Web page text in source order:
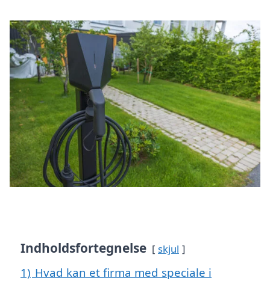
Indholdsfortegnelse skjul
1) Hvad kan et firma med speciale i